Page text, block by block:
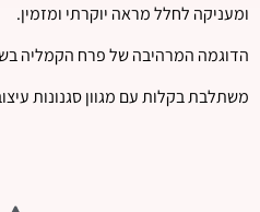
ומעניקה לחלל מראה יוקרתי ומזמין.
הדוגמה המרהיבה של פרח הקמליה
משתלבת בקלות עם מגוון סגנונות